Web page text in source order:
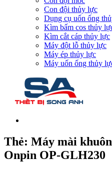
Con đội thủy lực
Dụng cụ uốn ống
Kìm bấm cos thủy
Kìm cắt cáp thủy lực
Máy đột lỗ thủy lực
Máy ép thủy lực
Máy uốn ống thủy
Thẻ: Máy mài
Onpin OP-GLH230